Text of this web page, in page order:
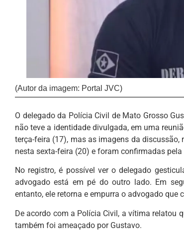
(Autor da imagem: Portal JVC)
O delegado da Polícia Civil de Mato Grosso
não teve a identidade divulgada, em uma
terça-feira (17), mas as imagens da
nesta sexta-feira (20) e foram confirmadas pela
No registro, é possível ver o delegado
advogado está em pé do outro lado. Em
entanto, ele retorna e empurra o advogado que
De acordo com a Polícia Civil, a vítima relatou
também foi ameaçado por Gustavo.